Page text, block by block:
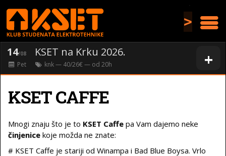
>
+
14/08 KSET na Krku 2026.
Pet knk— 40/26€ — od 20h
KSET CAFFE
Mnogi znaju što je to KSET Caffe pa Vam dajemo neke
činjenice koje možda ne znate:
# KSET Caffe je stariji od Winampa i Bad Blue Boysa. Vrlo